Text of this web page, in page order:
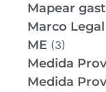
Mapear
Marco
ME (3)
Medida
Medida